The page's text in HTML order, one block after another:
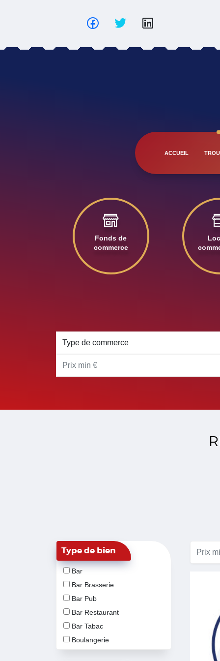
ACCUEIL
Fonds de
commerce
Type de bien
Bar
Bar Brasserie
Bar Pub
Bar Restaurant
Bar Tabac
Boulangerie